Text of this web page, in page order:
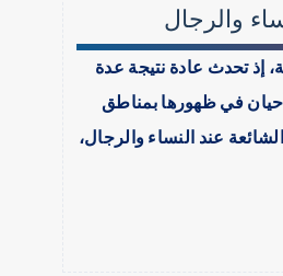
والرجال
إذ تحدث عادة نتيجة عدة
في ظهورها بمناطق
عند النساء والرجال،